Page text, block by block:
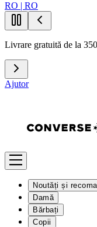
RO | RO
Livrare gratuită de la
Ajutor
Noutăți și
Damă
Bărbați
Copii